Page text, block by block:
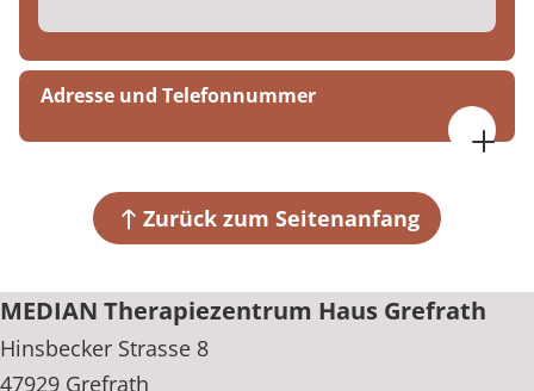
Adresse und Telefonnummer
47929 GrefrathZurück zum Seitenanfang
MEDIAN Therapiezentrum Haus Grefrath
Hinsbecker Strasse 8
47929 Grefrath